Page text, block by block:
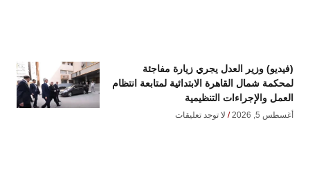
(فيديو) وزير العدل يجري زيارة مفاجئة
لمحكمة شمال القاهرة الابتدائية لمتابعة انتظام
العمل والإجراءات التنظيمية
أغسطس 5, 2026 لا توجد تعليقات